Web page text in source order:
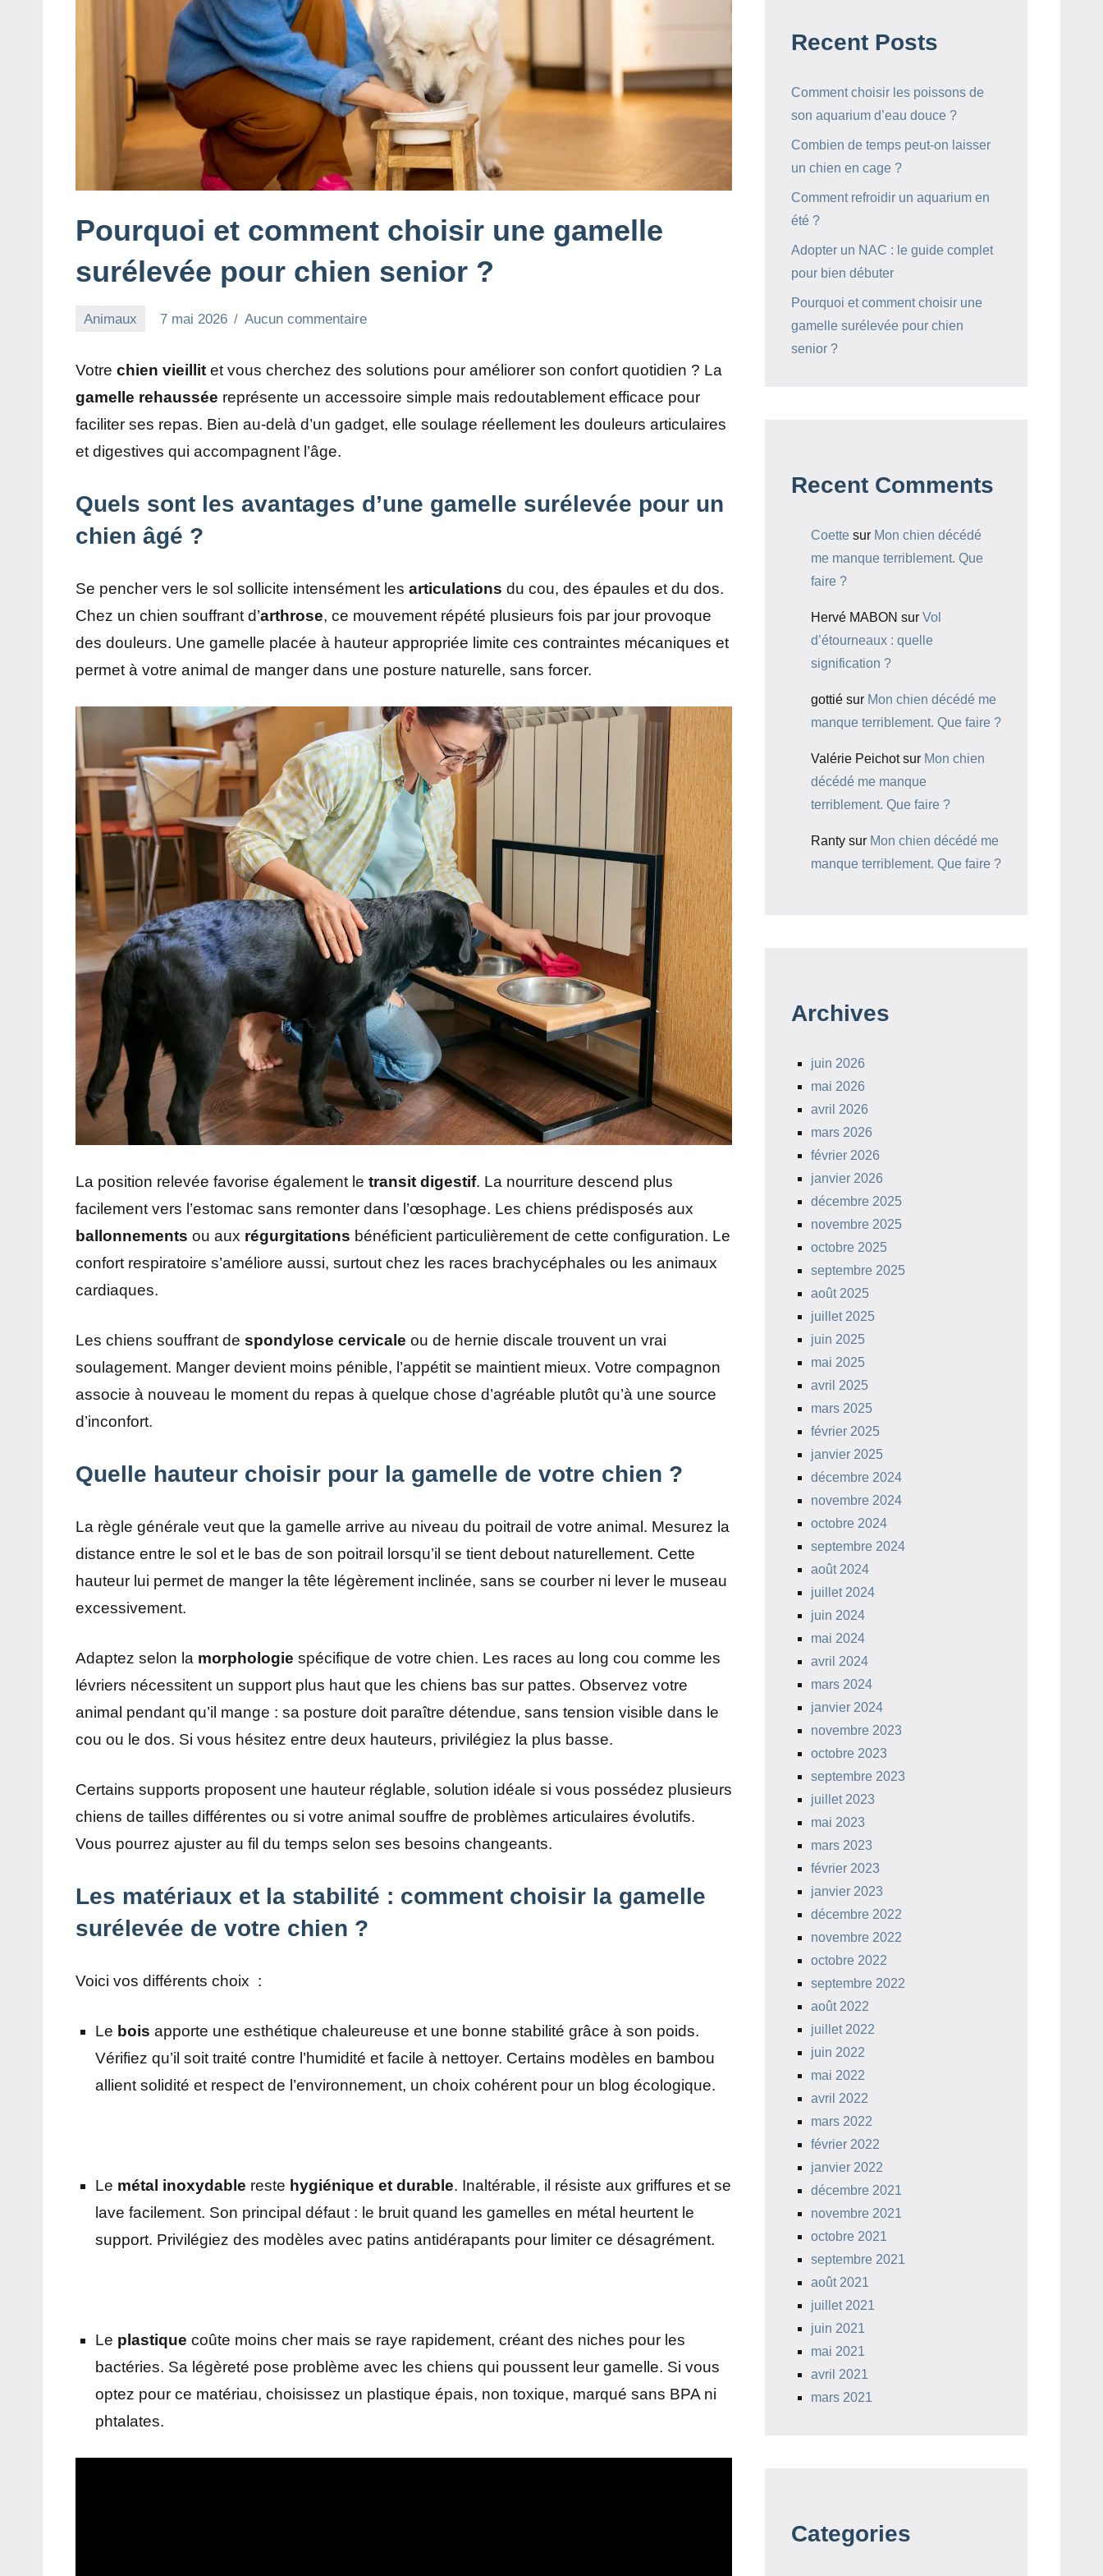
Pourquoi et comment choisir une gamelle
surélevée pour chien senior ?
Animaux 7 mai 2026 Aucun commentaire
Votre chien vieillit et vous cherchez des solutions pour améliorer son confort quotidien ? La
gamelle rehaussée représente un accessoire simple mais redoutablement efficace pour
faciliter ses repas. Bien au-delà d’un gadget, elle soulage réellement les douleurs articulaires
et digestives qui accompagnent l’âge.
Quels sont les avantages d’une gamelle surélevée pour un
chien âgé ?
Se pencher vers le sol sollicite intensément les articulations du cou, des épaules et du dos.
Chez un chien souffrant d’arthrose, ce mouvement répété plusieurs fois par jour provoque
des douleurs. Une gamelle placée à hauteur appropriée limite ces contraintes mécaniques et
permet à votre animal de manger dans une posture naturelle, sans forcer.
La position relevée favorise également le transit digestif. La nourriture descend plus
facilement vers l’estomac sans remonter dans l’œsophage. Les chiens prédisposés aux
ballonnements ou aux régurgitations bénéficient particulièrement de cette configuration. Le
confort respiratoire s’améliore aussi, surtout chez les races brachycéphales ou les animaux
cardiaques.
Les chiens souffrant de spondylose cervicale ou de hernie discale trouvent un vrai
soulagement. Manger devient moins pénible, l’appétit se maintient mieux. Votre compagnon
associe à nouveau le moment du repas à quelque chose d’agréable plutôt qu’à une source
d’inconfort.
Quelle hauteur choisir pour la gamelle de votre chien ?
La règle générale veut que la gamelle arrive au niveau du poitrail de votre animal. Mesurez la
distance entre le sol et le bas de son poitrail lorsqu’il se tient debout naturellement. Cette
hauteur lui permet de manger la tête légèrement inclinée, sans se courber ni lever le museau
excessivement.
Adaptez selon la morphologie spécifique de votre chien. Les races au long cou comme les
lévriers nécessitent un support plus haut que les chiens bas sur pattes. Observez votre
animal pendant qu’il mange : sa posture doit paraître détendue, sans tension visible dans le
cou ou le dos. Si vous hésitez entre deux hauteurs, privilégiez la plus basse.
Certains supports proposent une hauteur réglable, solution idéale si vous possédez plusieurs
chiens de tailles différentes ou si votre animal souffre de problèmes articulaires évolutifs.
Vous pourrez ajuster au fil du temps selon ses besoins changeants.
Les matériaux et la stabilité : comment choisir la gamelle
surélevée de votre chien ?
Voici vos différents choix :
Le bois apporte une esthétique chaleureuse et une bonne stabilité grâce à son poids.
Vérifiez qu’il soit traité contre l’humidité et facile à nettoyer. Certains modèles en bambou
allient solidité et respect de l’environnement, un choix cohérent pour un blog écologique.
Le métal inoxydable reste hygiénique et durable. Inaltérable, il résiste aux griffures et se
lave facilement. Son principal défaut : le bruit quand les gamelles en métal heurtent le
support. Privilégiez des modèles avec patins antidérapants pour limiter ce désagrément.
Le plastique coûte moins cher mais se raye rapidement, créant des niches pour les
bactéries. Sa légèreté pose problème avec les chiens qui poussent leur gamelle. Si vous
optez pour ce matériau, choisissez un plastique épais, non toxique, marqué sans BPA ni
phtalates.
Recent Posts
Comment choisir les poissons de
son aquarium d’eau douce ?
Combien de temps peut-on laisser
un chien en cage ?
Comment refroidir un aquarium en
été ?
Adopter un NAC : le guide complet
pour bien débuter
Pourquoi et comment choisir une
gamelle surélevée pour chien
senior ?
Recent Comments
Coette sur Mon chien décédé
me manque terriblement. Que
faire ?
Hervé MABON sur Vol
d’étourneaux : quelle
signification ?
gottié sur Mon chien décédé me
manque terriblement. Que faire ?
Valérie Peichotsur Mon chien
décédé me manque
terriblement. Que faire ?
Ranty sur Mon chien décédé me
manque terriblement. Que faire ?
Archives
juin 2026
mai 2026
avril 2026
mars 2026
février 2026
janvier 2026
décembre 2025
novembre 2025
octobre 2025
septembre 2025
août 2025
juillet 2025
juin 2025
mai 2025
avril 2025
mars 2025
février 2025
janvier 2025
décembre 2024
novembre 2024
octobre 2024
septembre 2024
août 2024
juillet 2024
juin 2024
mai 2024
avril 2024
mars 2024
janvier 2024
novembre 2023
octobre 2023
septembre 2023
juillet 2023
mai 2023
mars 2023
février 2023
janvier 2023
décembre 2022
novembre 2022
octobre 2022
septembre 2022
août 2022
juillet 2022
juin 2022
mai 2022
avril 2022
mars 2022
février 2022
janvier 2022
décembre 2021
novembre 2021
octobre 2021
septembre 2021
août 2021
juillet 2021
juin 2021
mai 2021
avril 2021
mars 2021
Categories